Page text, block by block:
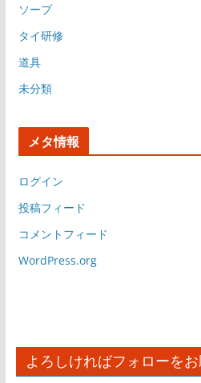
ソープ
タイ研修
道具
未分類
メタ情報
ログイン
投稿フィード
コメントフィード
WordPress.org
よろしければフォローを